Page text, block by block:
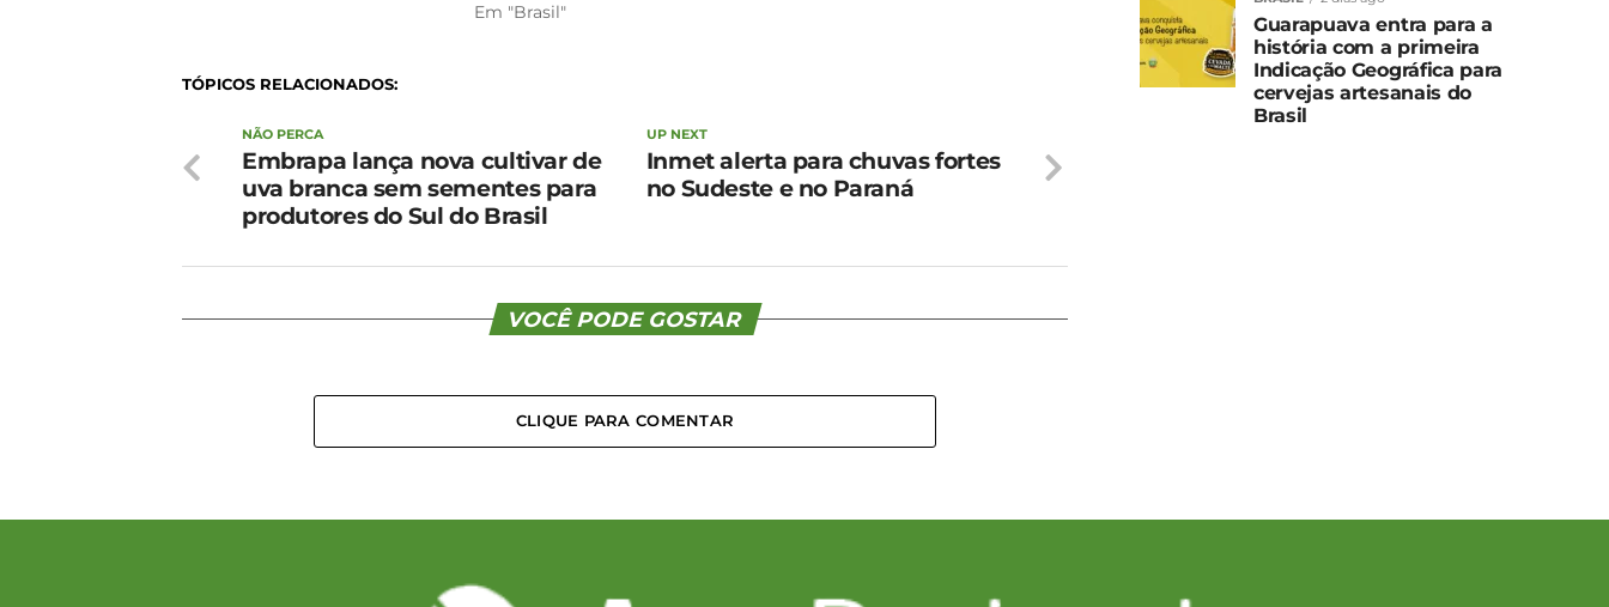
Em "Brasil"
TÓPICOS RELACIONADOS:
UP NEXT
Inmet alerta para chuvas fortes
no Sudeste e no Paraná
NÃO PERCA
Embrapa lança nova cultivar de
uva branca sem sementes para
produtores do Sul do Brasil
VOCÊ PODE GOSTAR
CLIQUE PARA COMENTAR
Guarapuava entra para a
história com a primeira
Indicação Geográfica para
cervejas artesanais do
Brasil